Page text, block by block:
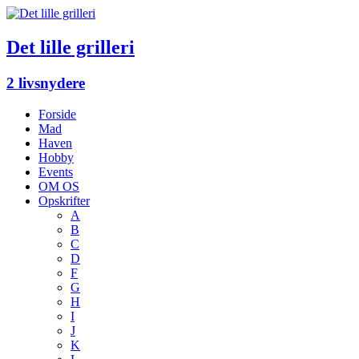
Det lille grilleri
2 livsnydere
Forside
Mad
Haven
Hobby
Events
OM OS
Opskrifter
A
B
C
D
F
G
H
I
J
K